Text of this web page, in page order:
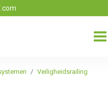
Veiligheidsrailing